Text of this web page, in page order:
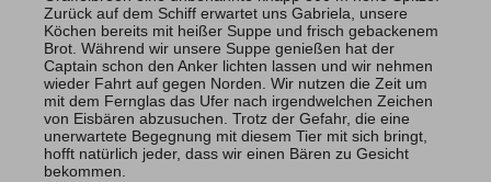
Zurück auf dem Schiff erwartet uns Gabriela, unsere
Köchen bereits mit heißer Suppe und frisch gebackenem
Brot. Während wir unsere Suppe genießen hat der
Captain schon den Anker lichten lassen und wir nehmen
wieder Fahrt auf gegen Norden. Wir nutzen die Zeit um
mit dem Fernglas das Ufer nach irgendwelchen Zeichen
von Eisbären abzusuchen. Trotz der Gefahr, die eine
unerwartete Begegnung mit diesem Tier mit sich bringt,
hofft natürlich jeder, dass wir einen Bären zu Gesicht
bekommen.